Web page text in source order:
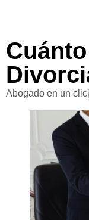
Abogado en un clic